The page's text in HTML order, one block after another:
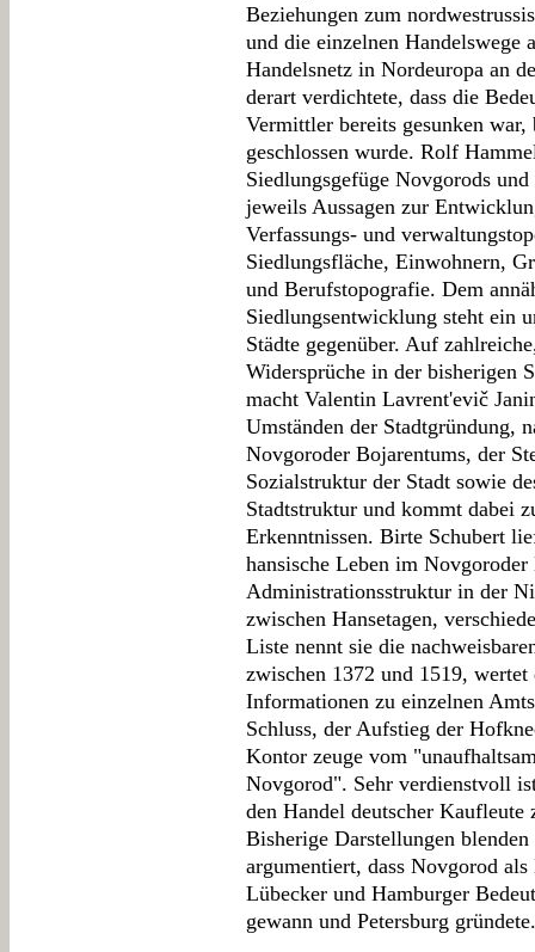
Beziehungen zum
und die einzelnen
Handelsnetz in Nordeuropa an
derart verdichtete, dass die
Vermittler bereits gesunken
geschlossen wurde. Rolf
Siedlungsgefüge Novgorods
jeweils Aussagen zur
Verfassungs- und
Siedlungsfläche, Einwohnern,
und Berufstopografie. Dem
Siedlungsentwicklung steht ein
Städte gegenüber. Auf
Widersprüche in der bisherigen
macht Valentin Lavrent'evič
Umständen der Stadtgründung,
Novgoroder Bojarentums, der
Sozialstruktur der Stadt sowie
Stadtstruktur und kommt dabei
Erkenntnissen. Birte Schubert
hansische Leben im
Administrationsstruktur in der
zwischen Hansetagen,
Liste nennt sie die
zwischen 1372 und 1519,
Informationen zu einzelnen
Schluss, der Aufstieg der
Kontor zeuge vom
Novgorod". Sehr verdienstvoll
den Handel deutscher
Bisherige Darstellungen
argumentiert, dass Novgorod
Lübecker und Hamburger
gewann und Petersburg gründete.